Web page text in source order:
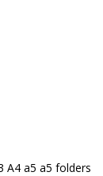
A4 a5 a5 folders